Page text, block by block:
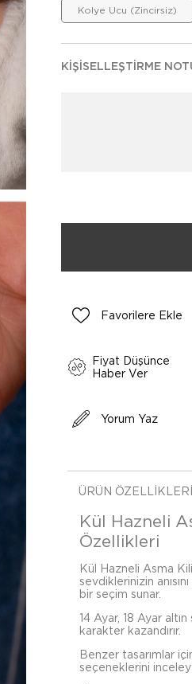
Kolye Ucu (Zincirsiz)
KIŞISELLEŞTIRME
Favorilere Ekle
Fiyat Düşünce
Haber Ver
Yorum Yaz
ÜRÜN ÖZELLIKLERI
Kül Hazneli
Özellikleri
Kül Hazneli Asma
sevdiklerinizin
bir seçim sunar.
14 Ayar, 18 Ayar
karakter kazandırır.
Benzer tasarımlar
seçeneklerini